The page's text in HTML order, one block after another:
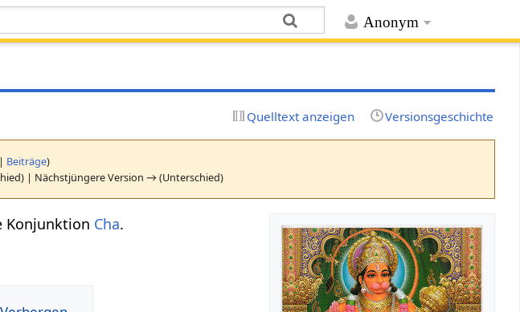
Anonym
Quelltext anzeigen Versionsgeschichte
| Beiträge)
| Nächstjüngere Version → (Unterschied)
Konjunktion Cha.